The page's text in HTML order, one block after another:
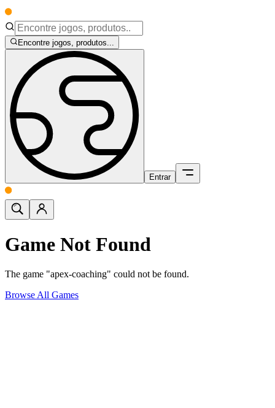
Encontre jogos, produtos...
Entrar
Game Not Found
The game "apex-coaching" could not be found.
Browse All Games